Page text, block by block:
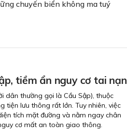
chuyến biển không ma tuý
tiềm ẩn nguy cơ tai nạn
dân thường gọi là Cầu Sập), thuộc
tiện lưu thông rất lớn. Tuy nhiên, việc
tích mặt đường và nằm ngay chân
cơ mất an toàn giao thông.